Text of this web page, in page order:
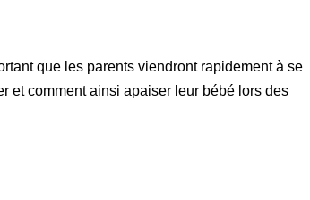
que les parents viendront rapidement à se
et comment ainsi apaiser leur bébé lors des